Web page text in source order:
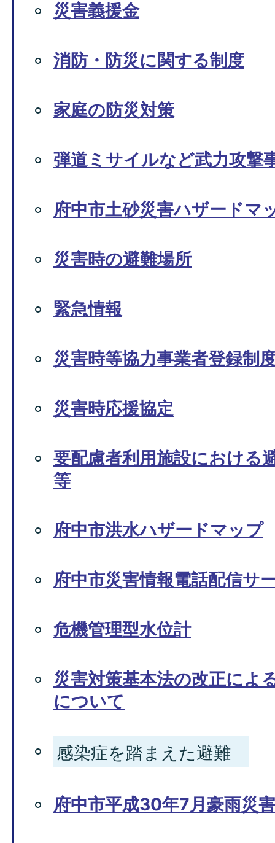
災害義援金
消防・防災に関する制度
家庭の防災対策
弾道ミサイルなど武力攻撃
府中市土砂災害ハザードマ
災害時の避難場所
緊急情報
災害時等協力事業者登録制
災害時応援協定
要配慮者利用施設における
等
府中市洪水ハザードマップ
府中市災害情報電話配信サ
危機管理型水位計
災害対策基本法の改正によ
について
感染症を踏まえた避難
府中市平成30年7月豪雨災